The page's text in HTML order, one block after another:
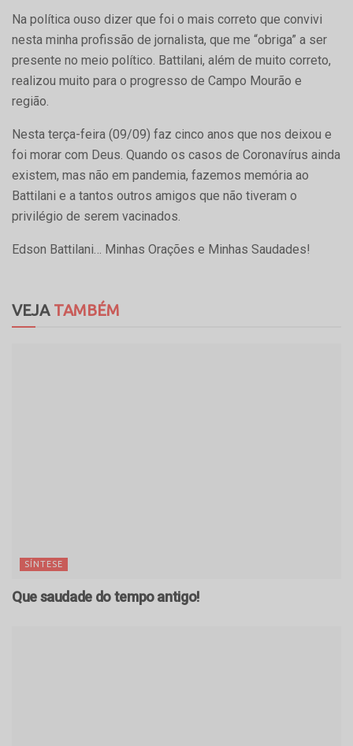
Na política ouso dizer que foi o mais correto que convivi
nesta minha profissão de jornalista, que me “obriga” a ser
presente no meio político. Battilani, além de muito correto,
realizou muito para o progresso de Campo Mourão e
região.
Nesta terça-feira (09/09) faz cinco anos que nos deixou e
foi morar com Deus. Quando os casos de Coronavírus ainda
existem, mas não em pandemia, fazemos memória ao
Battilani e a tantos outros amigos que não tiveram o
privilégio de serem vacinados.
Edson Battilani… Minhas Orações e Minhas Saudades!
VEJATAMBÉM
SÍNTESE
Que saudade do tempo antigo!